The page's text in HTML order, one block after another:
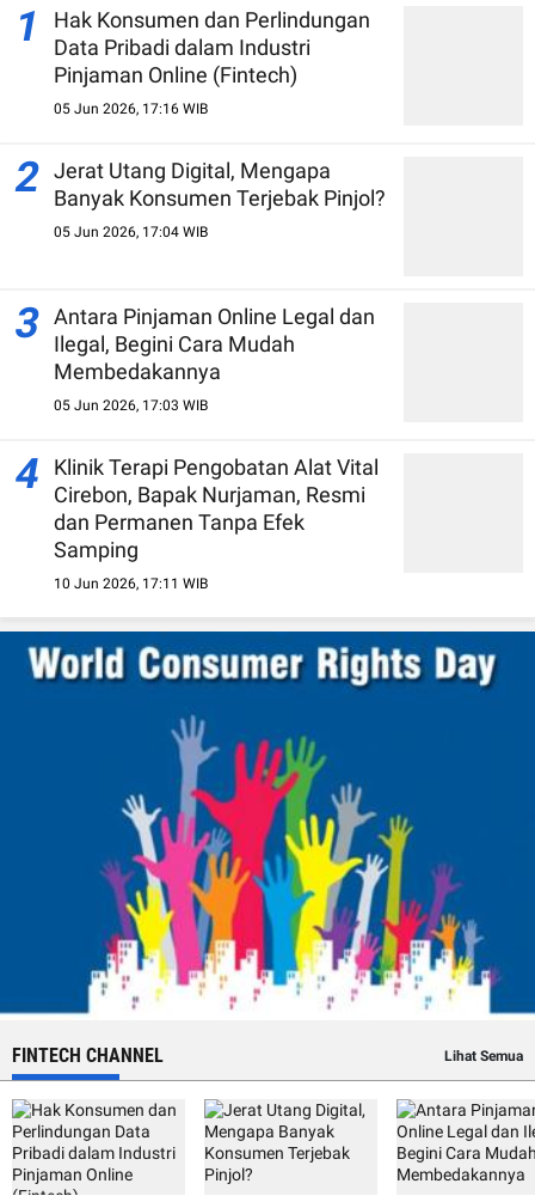
1
Hak Konsumen dan Perlindungan
Data Pribadi dalam Industri
Pinjaman Online (Fintech)
05 Jun 2026, 17:16 WIB
2 Jerat Utang Digital, Mengapa
Banyak Konsumen Terjebak Pinjol?
05 Jun 2026, 17:04 WIB
3 Antara Pinjaman Online Legal dan
Ilegal, Begini Cara Mudah
Membedakannya
05 Jun 2026, 17:03 WIB
4
Klinik Terapi Pengobatan Alat Vital
Cirebon, Bapak Nurjaman, Resmi
dan Permanen Tanpa Efek
Samping
10 Jun 2026, 17:11 WIB
FINTECH CHANNEL Lihat Semua